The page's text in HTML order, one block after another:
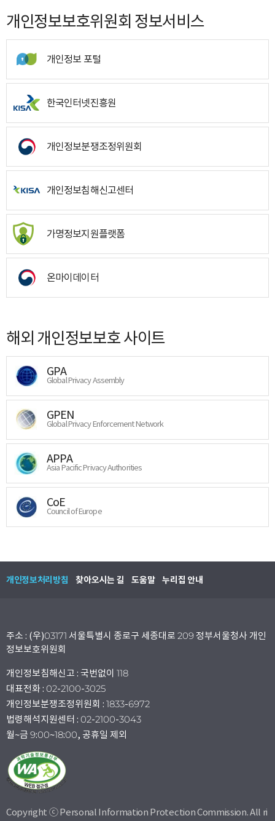
개인정보보호위원회 정보서비스
개인정보 포털
한국인터넷진흥원
개인정보분쟁조정위원회
개인정보침해신고센터
가명정보지원플랫폼
온마이데이터
해외 개인정보보호 사이트
GPA
Global Privacy Assembly
GPEN
Global Privacy Enforcement Network
APPA
Asia Pacific Privacy Authorities
CoE
Council of Europe
개인정보처리방침 찾아오시는 길 도움말 누리집 안내
주소 : (우)03171 서울특별시 종로구 세종대로 209 정부서울청사 개인
정보보호위원회
개인정보침해신고 : 국번없이 118
대표전화 : 02-2100-3025
개인정보분쟁조정위원회 : 1833-6972
법령해석지원센터 : 02-2100-3043
월~금 9:00~18:00, 공휴일 제외
Copyright ⓒ Personal Information Protection Commission. All ri